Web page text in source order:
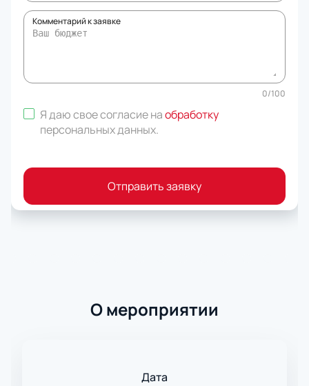
Комментарий к заявке
0/100
Я даю свое согласие наобработку
персональных данных.
Отправить заявку
О мероприятии
Дата